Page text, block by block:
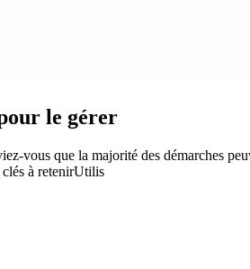
le gérer
vous que la majorité des démarches
clés à retenirUtilis